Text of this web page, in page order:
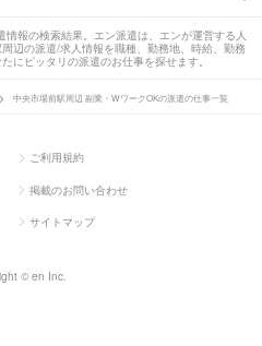
報の検索結果。エン派遣は、エンが運営する人
辺の派遣/求人情報を職種、勤務地、時給、勤務
にピッタリの派遣のお仕事を探せます。
中央市場前駅周辺 副業・WワークOKの派遣の仕事一覧
ご利用規約
掲載のお問い合わせ
サイトマップ
© en Inc.